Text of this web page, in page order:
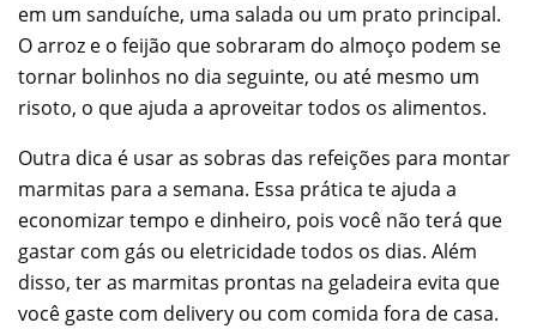
em um sanduíche, uma salada ou um prato principal.
O arroz e o feijão que sobraram do almoço podem se
tornar bolinhos no dia seguinte, ou até mesmo um
risoto, o que ajuda a aproveitar todos os alimentos.
Outra dica é usar as sobras das refeições para montar
marmitas para a semana. Essa prática te ajuda a
economizar tempo e dinheiro, pois você não terá que
gastar com gás ou eletricidade todos os dias. Além
disso, ter as marmitas prontas na geladeira evita que
você gaste com delivery ou com comida fora de casa.